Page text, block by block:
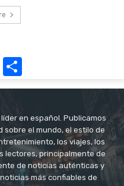
X
en español. Publicamos
sobre el mundo, el estilo de
los viajes, los
lectores, principalmente de
de noticias auténticas y
más confiables de